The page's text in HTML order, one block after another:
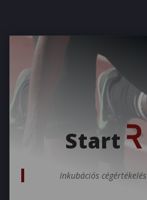
Start
Inkubációs cégértékelés